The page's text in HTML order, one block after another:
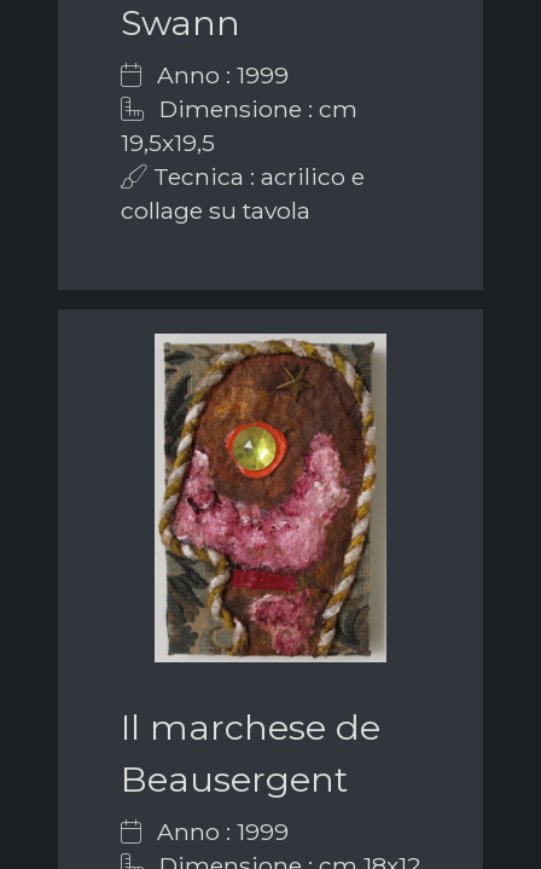
Swann
Anno : 1999
Dimensione : cm
19,5x19,5
Tecnica : acrilico e
collage su tavola
Il marchese de
Beausergent
Anno : 1999